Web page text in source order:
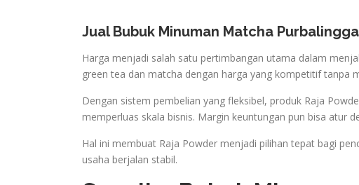
Jual Bubuk Minuman Matcha
Harga menjadi salah satu pertimbangan utama dalam
green tea dan matcha dengan harga yang kompetitif tanpa
Dengan sistem pembelian yang fleksibel, produk Raja
memperluas skala bisnis. Margin keuntungan pun bisa atur
Hal ini membuat Raja Powder menjadi pilihan tepat bagi
usaha berjalan stabil.